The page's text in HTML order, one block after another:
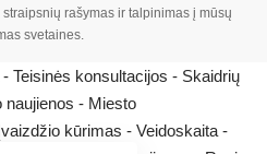
rašymas ir talpinimas į mūsų
svetaines.
- Teisinės konsultacijos - Skaidrių
naujienos - Miesto
kūrimas - Veidoskaita -